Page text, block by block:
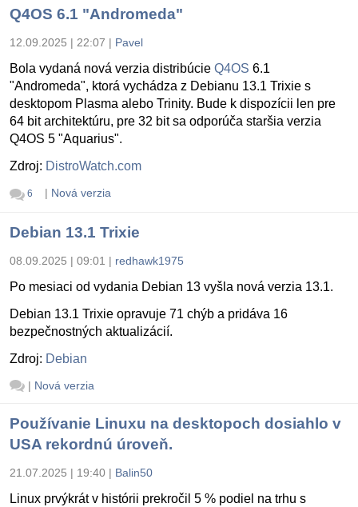
Q4OS 6.1 "Andromeda"
12.09.2025 | 22:07 | Pavel
Bola vydaná nová verzia distribúcie Q4OS 6.1
"Andromeda", ktorá vychádza z Debianu 13.1 Trixie s
desktopom Plasma alebo Trinity. Bude k dispozícii len pre
64 bit architektúru, pre 32 bit sa odporúča staršia verzia
Q4OS 5 "Aquarius".
Zdroj: DistroWatch.com
6 | Nová verzia
Debian 13.1 Trixie
08.09.2025 | 09:01 | redhawk1975
Po mesiaci od vydania Debian 13 vyšla nová verzia 13.1.
Debian 13.1 Trixie opravuje 71 chýb a pridáva 16
bezpečnostných aktualizácií.
Zdroj: Debian
| Nová verzia
Používanie Linuxu na desktopoch dosiahlo v
USA rekordnú úroveň.
21.07.2025 | 19:40 | Balin50
Linux prvýkrát v histórii prekročil 5 % podiel na trhu s